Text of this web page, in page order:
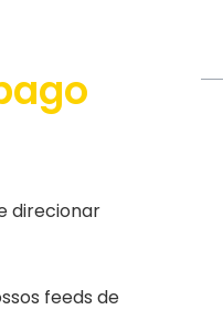
direcionar
feeds de